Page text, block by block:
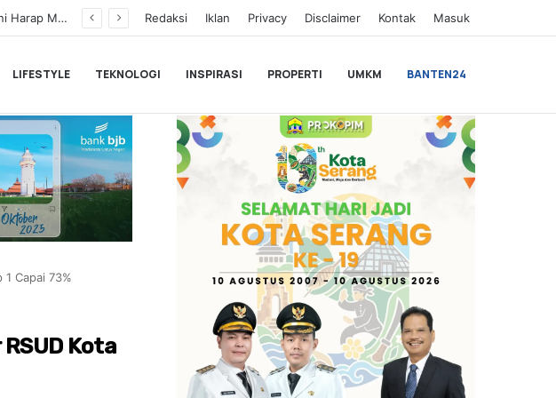
Buka Serang Fair 2026, Walikota Serang Budi Rustandi Tegaskan Komitmen Memberantas Miras dan Dorong UMKM Redaksi Iklan Privacy Disclaimer Kontak Masuk
LIFESTYLE TEKNOLOGI INSPIRASI PROPERTI UMKM BANTEN24
Capai 73%
Kota